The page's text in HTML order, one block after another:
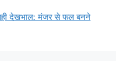
देखभाल: मंजर से फल बनने